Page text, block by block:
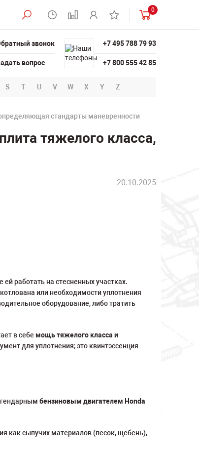
0
звонок
вопрос
+7 495 788 79 93
+7 800 555 42 85
S T U V W X Y Z
стандарты маневренности
тяжелого класса,
20.10.2025
работать на стесненных участках.
или необходимости уплотнения
оборудование, либо тратить
в себе мощь тяжелого класса и
для уплотнения; это квинтэссенция
бензиновым двигателем Honda
как сыпучих материалов (песок, щебень),